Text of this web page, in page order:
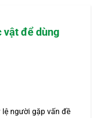
vật để dùng
người gặp vấn đề